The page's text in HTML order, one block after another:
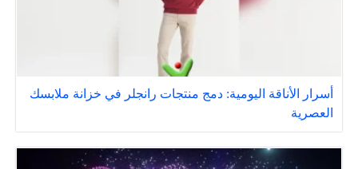
أسرار الأناقة اليومية: دمج منتجات رانجلر في خزانة ملابسك
العصرية